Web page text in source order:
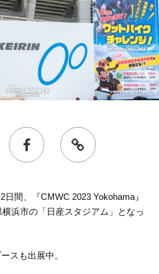
日間、『CMWC 2023 Yokohama』
浜市の「日産スタジアム」となっ
スも出展中。